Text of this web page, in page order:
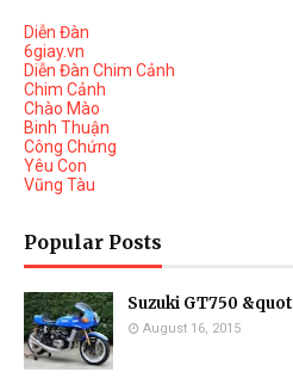
Diễn Đàn
6giay.vn
Diễn Đàn Chim Cảnh
Chim Cảnh
Chào Mào
Binh Thuận
Công Chứng
Yêu Con
Vũng Tàu
Popular Posts
Suzuki GT750
August 16, 2015